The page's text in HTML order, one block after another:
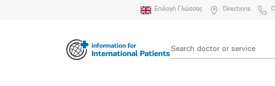
Επιλογή Γλώσσας Directions